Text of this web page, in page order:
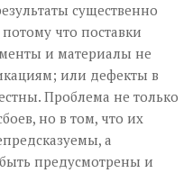
существенно
что поставки
и материалы не
или дефекты в
Проблема не только
но в том, что их
а
предусмотрены и